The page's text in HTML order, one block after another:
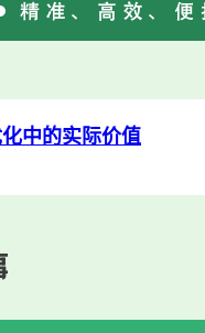
中的实际价值